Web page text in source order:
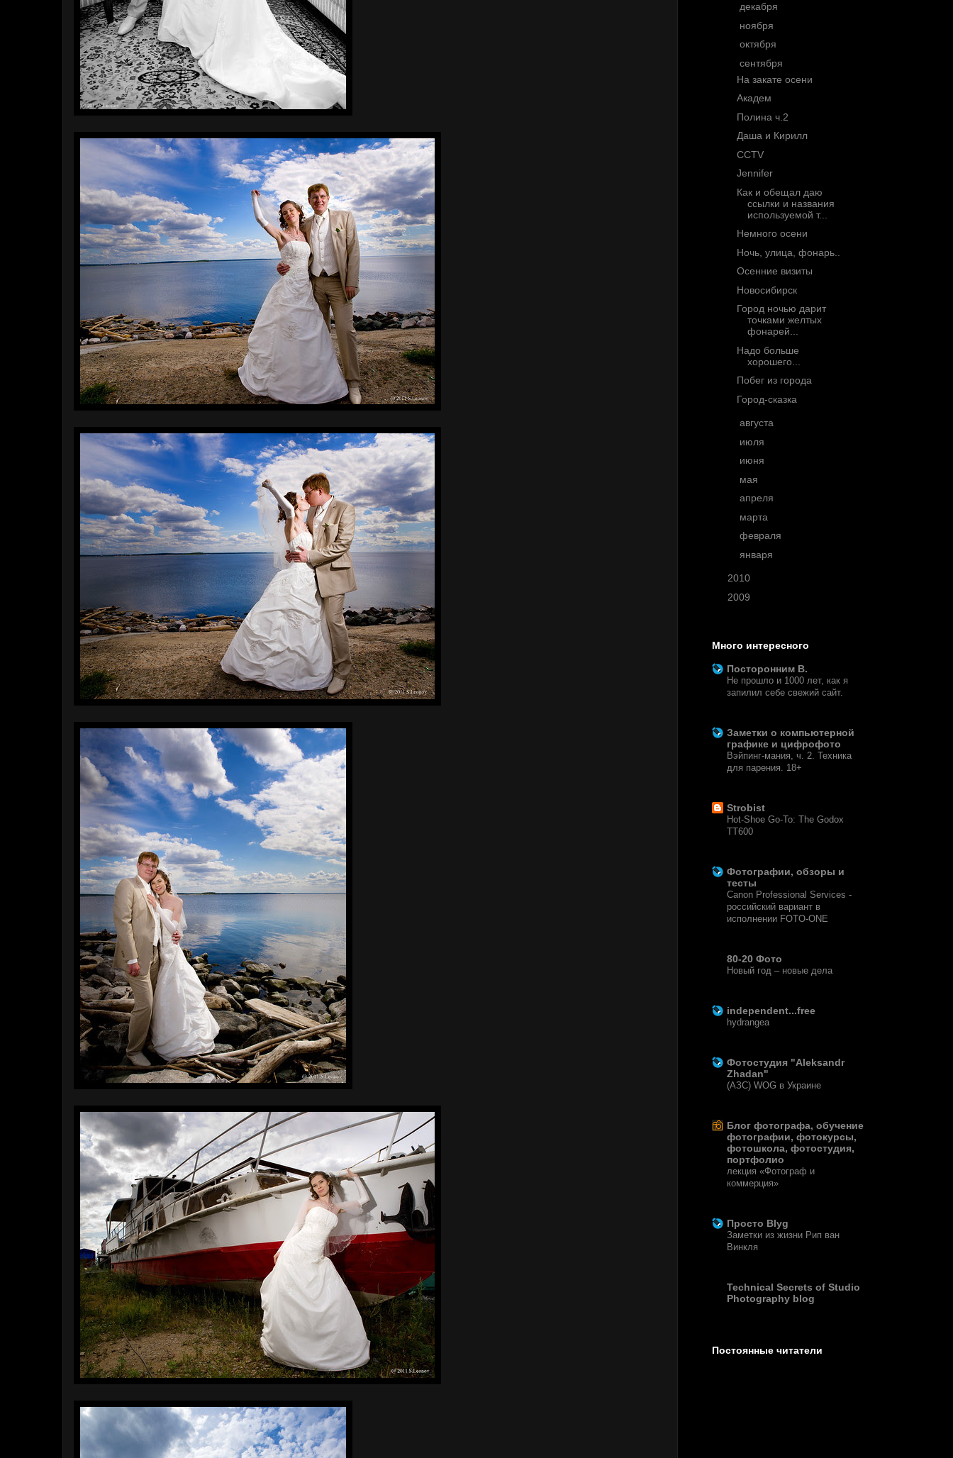
декабря
ноября
октября
сентября
На закате осени
Академ
Полина ч.2
Даша и Кирилл
CCTV
Jennifer
Как и обещал даю
ссылки и названия
используемой т...
Немного осени
Ночь, улица, фонарь..
Осенние визиты
Новосибирск
Город ночью дарит
точками желтых
фонарей...
Надо больше
хорошего...
Побег из города
Город-сказка
августа
июля
июня
мая
апреля
марта
февраля
января
2010
2009
Много интересного
Посторонним В.
Не прошло и 1000 лет, как я
запилил себе свежий сайт.
Заметки о компьютерной
графике и цифрофото
Вэйпинг-мания, ч. 2. Техника
для парения. 18+
Strobist
Hot-Shoe Go-To: The Godox
TT600
Фотографии, обзоры и
тесты
Canon Professional Services -
российский вариант в
исполнении FOTO-ONE
80-20 Фото
Новый год – новые дела
independent...free
hydrangea
Фотостудия "Aleksandr
Zhadan"
(АЗС) WOG в Украине
Блог фотографа, обучение
фотографии, фотокурсы,
фотошкола, фотостудия,
портфолио
лекция «Фотограф и
коммерция»
Просто Blyg
Заметки из жизни Рип ван
Винкля
Technical Secrets of Studio
Photography blog
Постоянные читатели